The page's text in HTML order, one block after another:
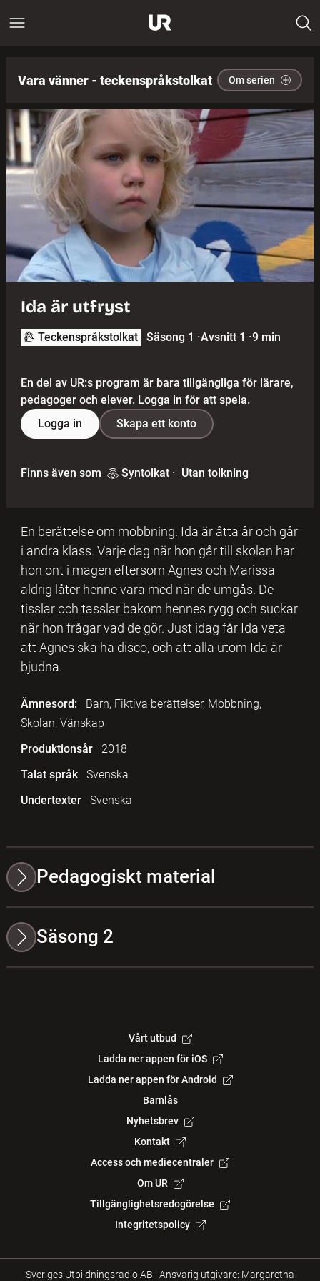
Vara vänner - teckenspråkstolkat Om serien
Ida är utfryst
Teckenspråkstolkat Säsong 1 ·Avsnitt 1 ·9 min
En del av UR:s program är bara tillgängliga för lärare,
pedagoger och elever. Logga in för att spela.
Logga in
Skapa ett konto
Finns även som Syntolkat · Utan tolkning
En berättelse om mobbning. Ida är åtta år och går
i andra klass. Varje dag när hon går till skolan har
hon ont i magen eftersom Agnes och Marissa
aldrig låter henne vara med när de umgås. De
tisslar och tasslar bakom hennes rygg och suckar
när hon frågar vad de gör. Just idag får Ida veta
att Agnes ska ha disco, och att alla utom Ida är
bjudna.
Ämnesord:
Barn, Fiktiva berättelser, Mobbning,
Skolan, Vänskap
Produktionsår
2018
Talat språk
Svenska
Undertexter
Svenska
Pedagogiskt material
Säsong 2
Vårt utbud
Ladda ner appen för iOS
Ladda ner appen för Android
Barnlås
Nyhetsbrev
Kontakt
Access och mediecentraler
Om UR
Tillgänglighetsredogörelse
Integritetspolicy
Sveriges Utbildningsradio AB ·Ansvarig utgivare: Margaretha